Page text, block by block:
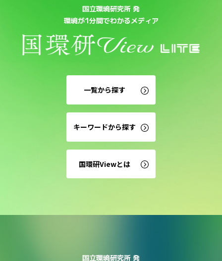
国立環境研究所 発
環境が1分間でわかるメディア
一覧から探す
キーワードから探す
国環研Viewとは
国立環境研究所 発